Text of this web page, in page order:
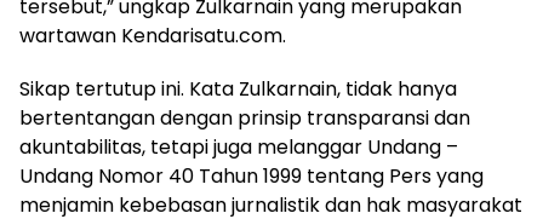
tersebut,” ungkap Zulkarnain yang merupakan
wartawan Kendarisatu.com.
Sikap tertutup ini. Kata Zulkarnain, tidak hanya
bertentangan dengan prinsip transparansi dan
akuntabilitas, tetapi juga melanggar Undang –
Undang Nomor 40 Tahun 1999 tentang Pers yang
menjamin kebebasan jurnalistik dan hak masyarakat